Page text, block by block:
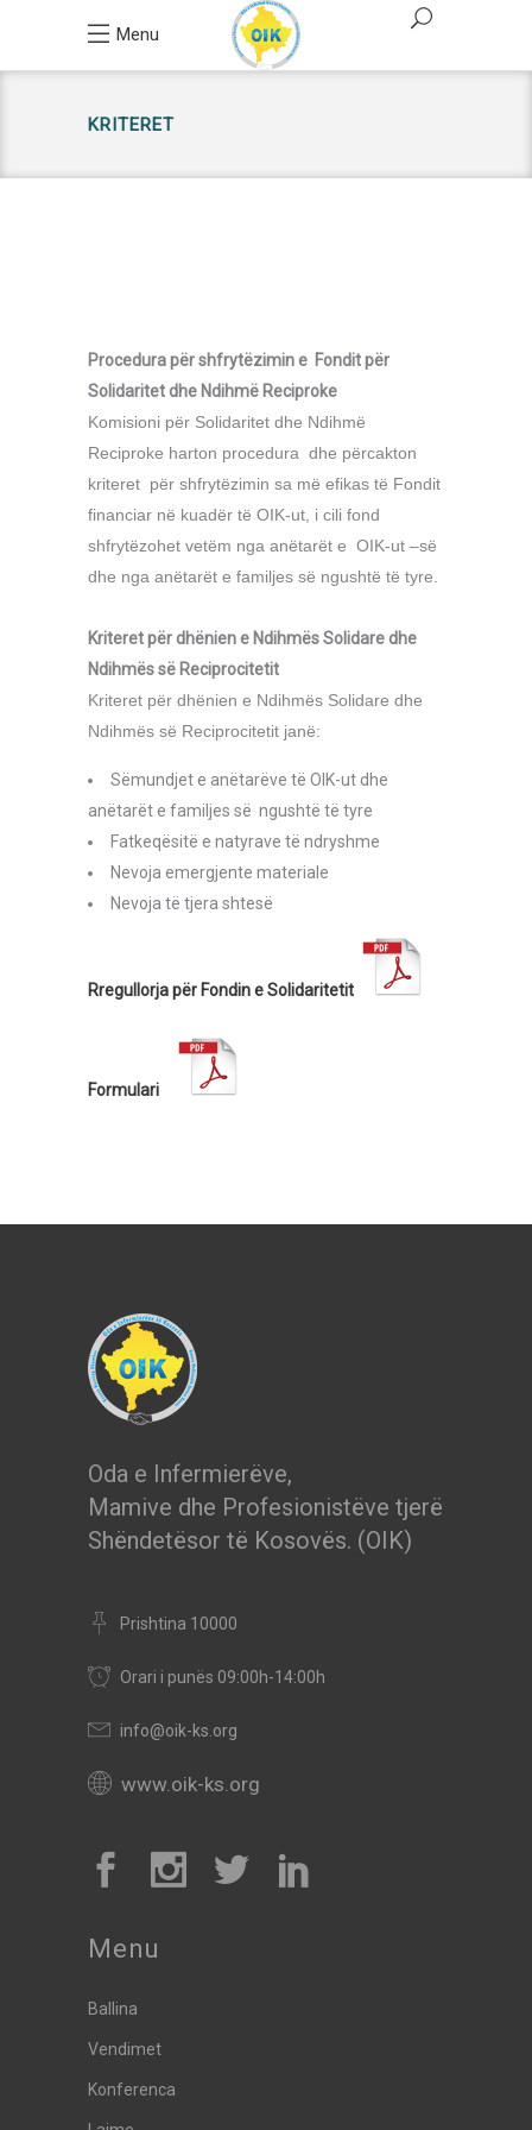
Menu
KRITERET
Procedura për shfrytëzimin e Fondit për
Solidaritet dhe Ndihmë Reciproke
Komisioni për Solidaritet dhe Ndihmë
Reciproke harton procedura dhe përcakton
kriteret për shfrytëzimin sa më efikas të Fondit
financiar në kuadër të OIK-ut, i cili fond
shfrytëzohet vetëm nga anëtarët e OIK-ut –së
dhe nga anëtarët e familjes së ngushtë të tyre.
Kriteret për dhënien e Ndihmës Solidare dhe
Ndihmës së Reciprocitetit
Kriteret për dhënien e Ndihmës Solidare dhe
Ndihmës së Reciprocitetit janë:
Sëmundjet e anëtarëve të OIK-ut dhe
anëtarët e familjes së ngushtë të tyre
Fatkeqësitë e natyrave të ndryshme
Nevoja emergjente materiale
Nevoja të tjera shtesë
Rregullorja për Fondin e Solidaritetit
Formulari
Oda e Infermierëve,
Mamive dhe Profesionistëve tjerë
Shëndetësor të Kosovës. (OIK)
Prishtina 10000
Orari i punës 09:00h-14:00h
info@oik-ks.org
www.oik-ks.org
Menu
Ballina
Vendimet
Konferenca